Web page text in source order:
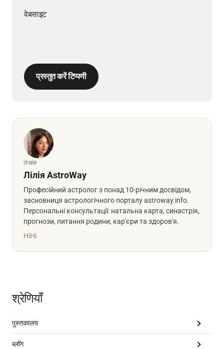
वेबसाइट
प्रस्तुत करें टिप्पणी
लेखक
Лілія AstroWay
Професійний астролог з понад 10-річним досвідом,
засновниця астрологічного порталу astroway.info.
Персональні консультації: натальна карта, синастрія,
прогнози, питання родини, кар'єри та здоров'я.
HiHi
श्रेणियाँ
पुस्तकालय
ब्लॉग